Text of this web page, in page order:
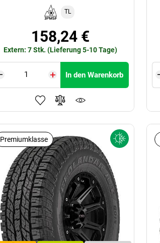
TL
158,24 €
Extern: 7 Stk. (Lieferung 5-10 Tage)
In den Warenkorb
Premiumklasse